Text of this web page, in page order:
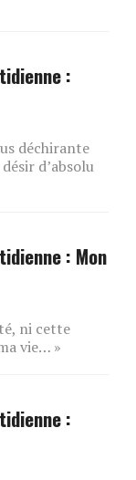
:
déchirante
d’absolu
: Mon
ni cette
vie… »
: